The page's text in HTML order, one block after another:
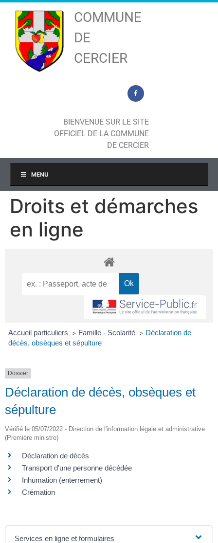
COMMUNE
DE
CERCIER
BIENVENUE SUR LE SITE
OFFICIEL DE LA COMMUNE
DE CERCIER
MENU
Droits et démarches
en ligne
Accueil particuliers > Famille - Scolarité > Déclaration de
décès, obsèques et sépulture
Dossier
Déclaration de décès, obsèques et
sépulture
Vérifié le 05/07/2022 - Direction de l'information légale et administrative
(Première ministre)
Déclaration de décès
Transport d'une personne décédée
Inhumation (enterrement)
Crémation
Services en ligne et formulaires